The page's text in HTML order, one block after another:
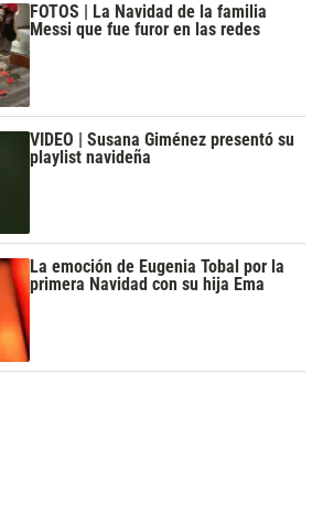
FOTOS | La Navidad de la familia
Messi que fue furor en las redes
VIDEO | Susana Giménez presentó su
playlist navideña
La emoción de Eugenia Tobal por la
primera Navidad con su hija Ema